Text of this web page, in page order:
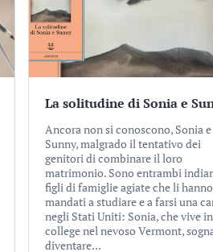
La solitudine di Sonia e
Ancora non si conoscono, Sonia e
Sunny, malgrado il tentativo dei
genitori di combinare il loro
matrimonio. Sono entrambi
figli di famiglie agiate che li hanno
mandati a studiare e a farsi una
negli Stati Uniti: Sonia, che vive
college nel nevoso Vermont,
diventare...